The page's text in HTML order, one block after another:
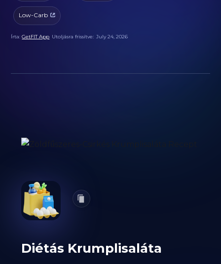
Low-Carb
Írta:GetFIT App Utoljásra frissítve: July 24, 2026
Diétás Krumplisaláta